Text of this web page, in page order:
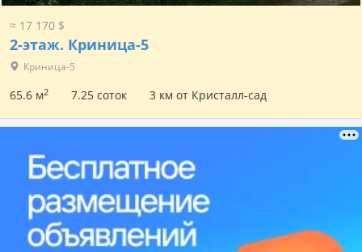
≈ 17 170 $
2-этаж. Криница-5
Криница-5
65.6 м2 7.25 соток 3 км от Кристалл-сад